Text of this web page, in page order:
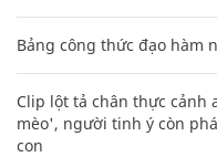
Bảng công thức đạo hàm
Clip lột tả chân thực cảnh
mèo', người tinh ý còn
con